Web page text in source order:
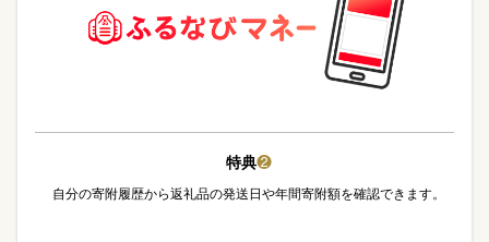
特典❷
自分の寄附履歴から返礼品の発送日や年間寄附額を確認できます。